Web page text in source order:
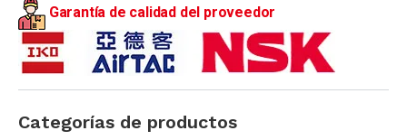
Garantía de calidad del proveedor
Categorías de productos